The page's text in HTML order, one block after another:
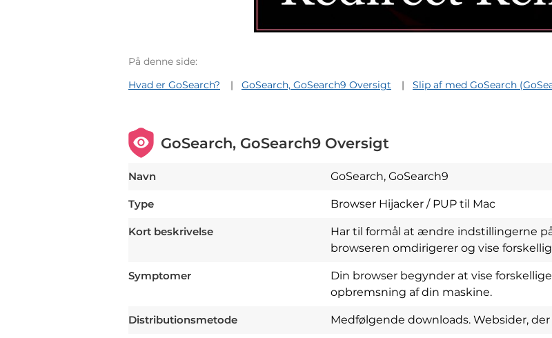
På denne side:
Hvad er GoSearch?
GoSearch, GoSearch9 Oversigt Slip af med GoSearch
GoSearch, GoSearch9 Oversigt
Navn GoSearch, GoSearch9
Type Browser Hijacker / PUP til Mac
Kort beskrivelse
Har til formål at ændre indstillingerne
browseren omdirigerer og vise
Symptomer
Din browser begynder at vise
opbremsning af din maskine.
Distributionsmetode Medfølgende downloads. Websider,
Download
Spy Hunter